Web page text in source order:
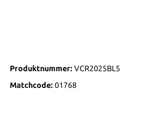
Produktnummer: VCR2025BL5
Matchcode: 01768